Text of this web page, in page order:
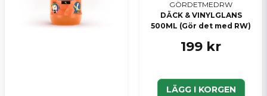
GÖRDETMEDRW
DÄCK & VINYLGLANS
500ML (Gör det med RW)
199 kr
LÄGG I KORGEN